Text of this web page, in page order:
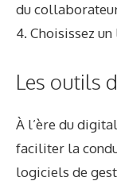
du
4. Choisissez
Les outils
À l’ère du
faciliter la
logiciels de